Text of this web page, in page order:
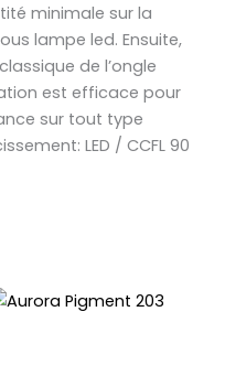
minimale sur la
lampe led. Ensuite,
de l’ongle
est efficace pour
sur tout type
LED / CCFL 90